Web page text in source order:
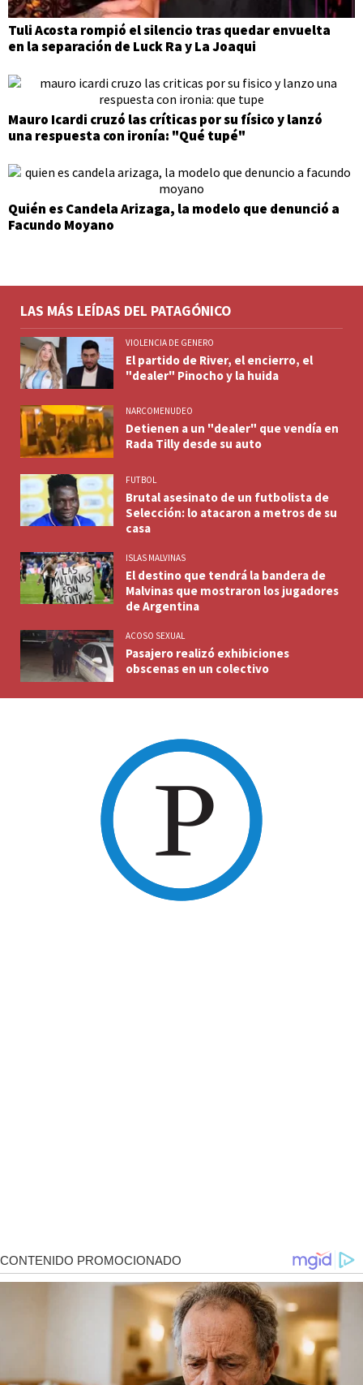
Tuli Acosta rompió el silencio tras quedar envuelta
en la separación de Luck Ra y La Joaqui
Mauro Icardi cruzó las críticas por su físico y lanzó
una respuesta con ironía: "Qué tupé"
Quién es Candela Arizaga, la modelo que denunció a
Facundo Moyano
LAS MÁS LEÍDAS DEL PATAGÓNICO
VIOLENCIA DE GENERO
El partido de River, el encierro, el
"dealer" Pinocho y la huida
NARCOMENUDEO
Detienen a un "dealer" que vendía en
Rada Tilly desde su auto
FUTBOL
Brutal asesinato de un futbolista de
Selección: lo atacaron a metros de su
casa
ISLAS MALVINAS
El destino que tendrá la bandera de
Malvinas que mostraron los jugadores
de Argentina
ACOSO SEXUAL
Pasajero realizó exhibiciones
obscenas en un colectivo